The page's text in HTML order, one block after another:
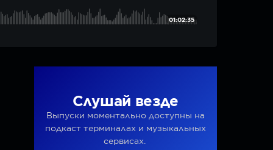
01:02:35
Слушай везде
Выпуски моментально доступны на
подкаст терминалах и музыкальных
сервисах.